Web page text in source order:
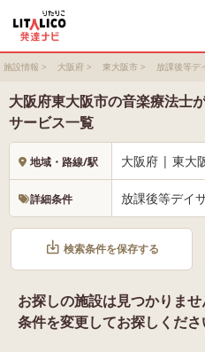
施設情報 > 大阪府 > 東大阪市 > 放課後等デ
大阪府東大阪市の音楽療法士
サービス一覧
地域・路線/駅 大阪府 | 東大
詳細条件 放課後等デイ
検索条件を保存する
お探しの施設は見つかりま
条件を変更してお探しくださ